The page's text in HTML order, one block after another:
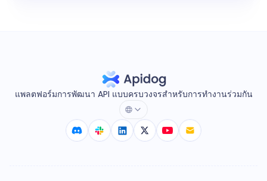
แพลตฟอร์มการพัฒนา API แบบครบวงจรสำหรับการทำงานร่วมกัน